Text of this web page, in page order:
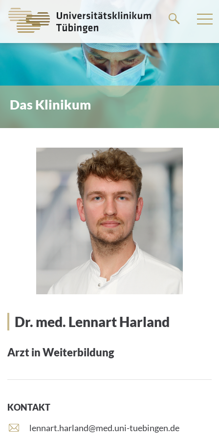
zum
Das Klinikum
Dr. med. Lennart Harland
Arzt in Weiterbildung
KONTAKT
E
lennart.harland@med.uni-tuebingen.de